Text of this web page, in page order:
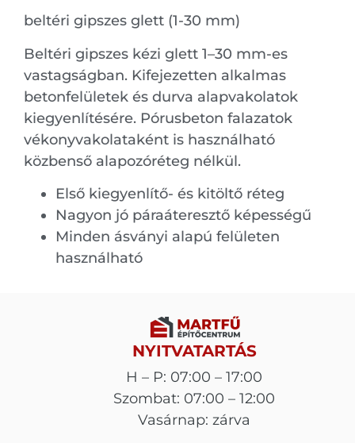
beltéri gipszes glett (1-30 mm)
Beltéri gipszes kézi glett 1–30 mm-es
vastagságban. Kifejezetten alkalmas
betonfelületek és durva alapvakolatok
kiegyenlítésére. Pórusbeton falazatok
vékonyvakolataként is használható
közbenső alapozóréteg nélkül.
Első kiegyenlítő- és kitöltő réteg
Nagyon jó páraáteresztő képességű
Minden ásványi alapú felületen
használható
NYITVATARTÁS
H – P: 07:00 – 17:00
Szombat: 07:00 – 12:00
Vasárnap: zárva